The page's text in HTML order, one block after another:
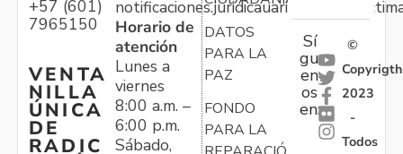
+57 (601)
7965150
VENTA
NILLA
ÚNICA
DE
RADIC
Horario de
atención
Lunes a
viernes
8:00 a.m. –
6:00 p.m.
Sábado,
DATOS
PARA LA
PAZ
FONDO
PARA LA
Sí
gu
en
os
en:
©
Copyrigth
2023
-
Todos